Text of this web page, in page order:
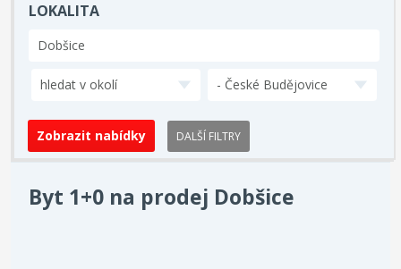
LOKALITA
hledat v okolí - České Budějovice
DALŠÍ FILTRY
Byt 1+0 na prodej Dobšice